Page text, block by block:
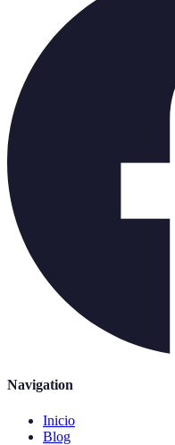
Navigation
Inicio
Blog